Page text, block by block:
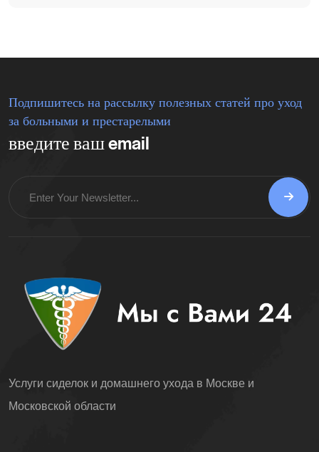
Подпишитесь на рассылку полезных статей про уход
за больными и престарелыми
введите ваш email
Услуги сиделок и домашнего ухода в Москве и
Московской области